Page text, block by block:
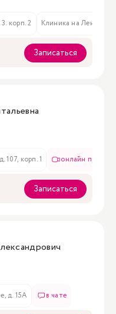
корп. 2 Клиника на
Записаться
107, корп. 1 онлайн приём
Записаться
д. 15А в чате